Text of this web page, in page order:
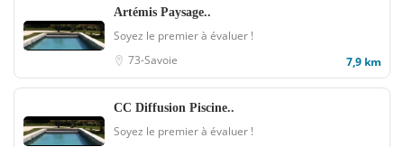
Artémis Paysage..
Soyez le premier à évaluer !
73-Savoie
7,9 km
CC Diffusion Piscine..
Soyez le premier à évaluer !